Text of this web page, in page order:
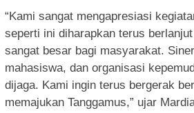
“Kami sangat mengapresiasi
seperti ini diharapkan terus
sangat besar bagi masyarakat.
mahasiswa, dan organisasi
dijaga. Kami ingin terus bergerak
memajukan Tanggamus,” ujar